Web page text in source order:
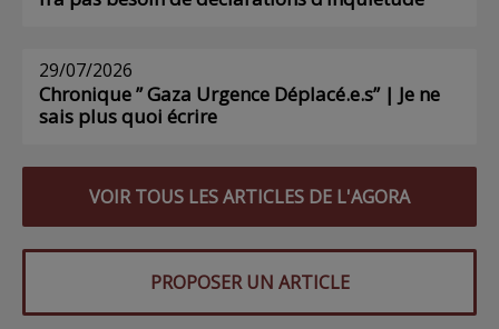
29/07/2026
Chronique ” Gaza Urgence Déplacé.e.s” | Je ne
sais plus quoi écrire
VOIR TOUS LES ARTICLES DE L'AGORA
PROPOSER UN ARTICLE